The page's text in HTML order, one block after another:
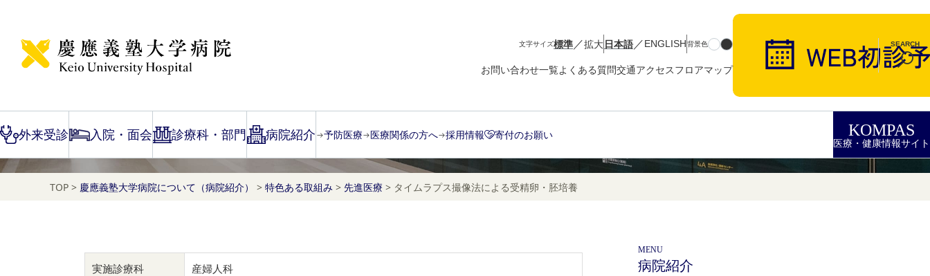
文字サイズ標準／拡大日本語／ENGLISH背景色
お問い合わせ一覧よくある質問交通アクセスフロアマップ
SEARCH
外来受診 入院・面会 診療科・部門 病院紹介 予防医療 医療関係の方へ 採用情報 寄付のお願い KOMPAS
医療・健康情報サイト
TOP > 慶應義塾大学病院について（病院紹介） > 特色ある取組み > 先進医療 > タイムラプス撮像法による受精卵・胚培養
実施診療科 産婦人科
MENU
病院紹介